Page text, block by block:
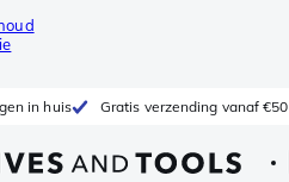
in huis Gratis verzending vanaf €50